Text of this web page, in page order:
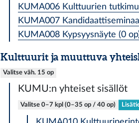
KUMA006 Kulttuurien
KUMA007
KUMA008 Kypsyysnäyte (0
Kulttuurit ja muuttuva
Valitse väh. 15 op
KUMU:n yhteiset sisällöt
Valitse 0–7 kpl (0–35 op / 40 op)